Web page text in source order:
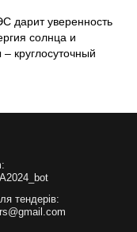
дарит уверенность
солнца и
круглосуточный
тендерів: